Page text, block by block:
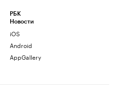
РБК
Новости
iOS
Android
AppGallery